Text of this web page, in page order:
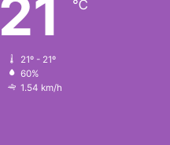
21 ℃
21º - 21º
60%
1.54 km/h